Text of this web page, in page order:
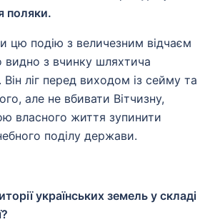
поляки.
цю подію з величезним відчаєм
з вчинку шляхтича
ліг перед виходом із сейму та
але не вбивати Вітчизну,
власного життя зупинити
поділу держави.
українських земель у складі